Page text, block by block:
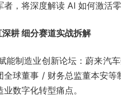
者，将深度解读 AI 如何激活
耕 细分赛道实战拆解
能制造业创新论坛：蔚来汽
全球董事 / 财务总监董本安
数字化转型痛点。